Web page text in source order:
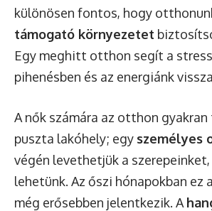
különösen fontos, hogy
támogató környezetet
Egy meghitt otthon segít a
pihenésben és az energiánk
A nők számára az otthon
puszta lakóhely; egy személyes
végén levethetjük a
lehetünk. Az őszi hónapokban ez
még erősebben jelentkezik. A